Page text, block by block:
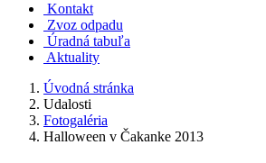
Kontakt
Zvoz odpadu
Úradná tabuľa
Aktuality
Úvodná stránka
Udalosti
Fotogaléria
Halloween v Čakanke 2013